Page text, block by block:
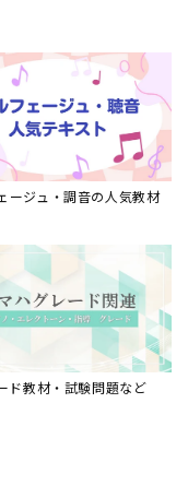
ージュ・調音の人気教材
ド教材・試験問題など